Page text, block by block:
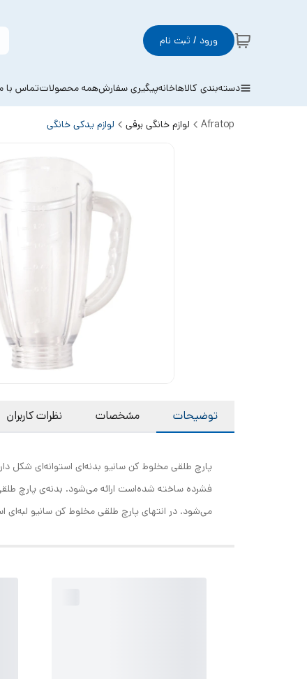
ورود / ثبت نام
دسته‌بندی کالاهاخانهپیگیری سفارشهمه محصولاتتماس با
Afratop لوازم خانگی برقی لوازم یدکی خانگی
توضیحات مشخصات نظرات کاربران
پارچ طلقی مخلوط کن سانیو بدنه‌ای استوانه‌ای شکل
می‌شود. در انتهای پارچ طلقی مخلوط کن سانیو